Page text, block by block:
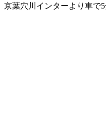
京葉穴川インターより車で5